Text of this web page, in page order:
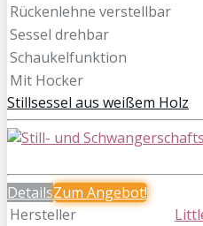
Rückenlehne verstellbar
Sessel drehbar
Schaukelfunktion
Mit Hocker
Stillsessel aus weißem Holz
DetailsZum Angebot!
Hersteller